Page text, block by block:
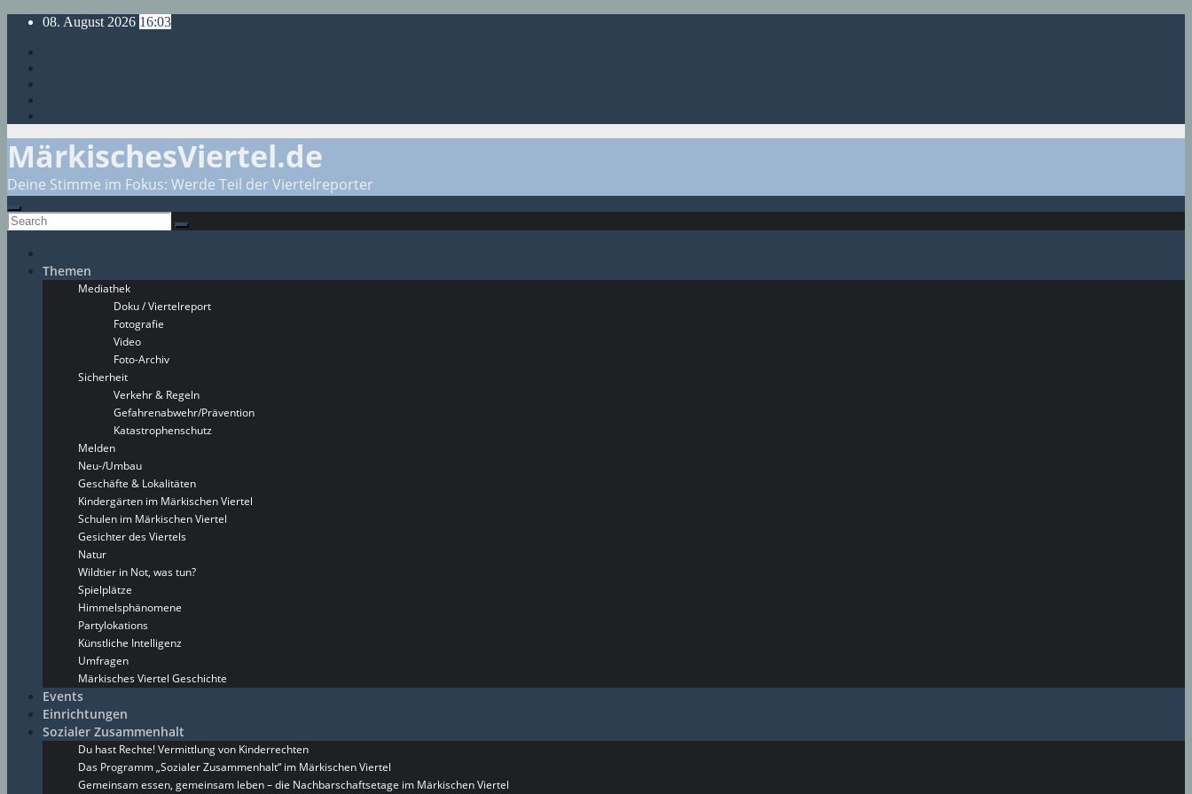
Skip
content
08. August 2026 16:03
MärkischesViertel.de
Deine Stimme im Fokus: Werde Teil der Viertelreporter
Themen
Mediathek
Doku / Viertelreport
Fotografie
Video
Foto-Archiv
Sicherheit
Verkehr & Regeln
Gefahrenabwehr/Prävention
Katastrophenschutz
Melden
Neu-/Umbau
Geschäfte & Lokalitäten
Kindergärten im Märkischen Viertel
Schulen im Märkischen Viertel
Gesichter des Viertels
Natur
Wildtier in Not, was tun?
Spielplätze
Himmelsphänomene
Partylokations
Künstliche Intelligenz
Umfragen
Märkisches Viertel Geschichte
Events
Einrichtungen
Sozialer Zusammenhalt
Du hast Rechte! Vermittlung von Kinderrechten
Das Programm „Sozialer Zusammenhalt“ im Märkischen Viertel
Gemeinsam essen, gemeinsam leben – die Nachbarschaftsetage im Märkischen Viertel